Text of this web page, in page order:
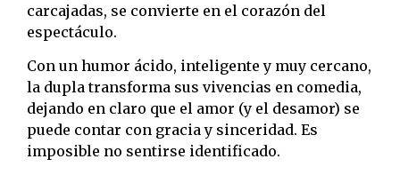
carcajadas, se convierte en el corazón del
espectáculo.
Con un humor ácido, inteligente y muy cercano,
la dupla transforma sus vivencias en comedia,
dejando en claro que el amor (y el desamor) se
puede contar con gracia y sinceridad. Es
imposible no sentirse identificado.